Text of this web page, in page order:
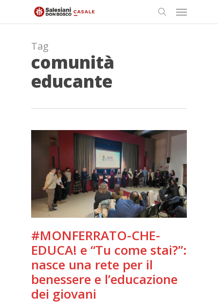
Menu
Tag
comunità
educante
#MONFERRATO-CHE-
EDUCA! e “Tu come stai?”:
nasce una rete per il
benessere e l’educazione
dei giovani